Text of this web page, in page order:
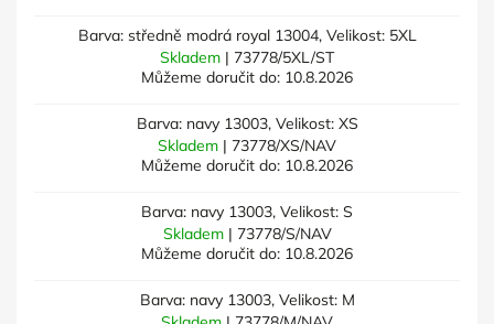
Barva: středně modrá royal 13004, Velikost: 5XL
Skladem | 73778/5XL/ST
Můžeme doručit do: 10.8.2026
Barva: navy 13003, Velikost: XS
Skladem | 73778/XS/NAV
Můžeme doručit do: 10.8.2026
Barva: navy 13003, Velikost: S
Skladem | 73778/S/NAV
Můžeme doručit do: 10.8.2026
Barva: navy 13003, Velikost: M